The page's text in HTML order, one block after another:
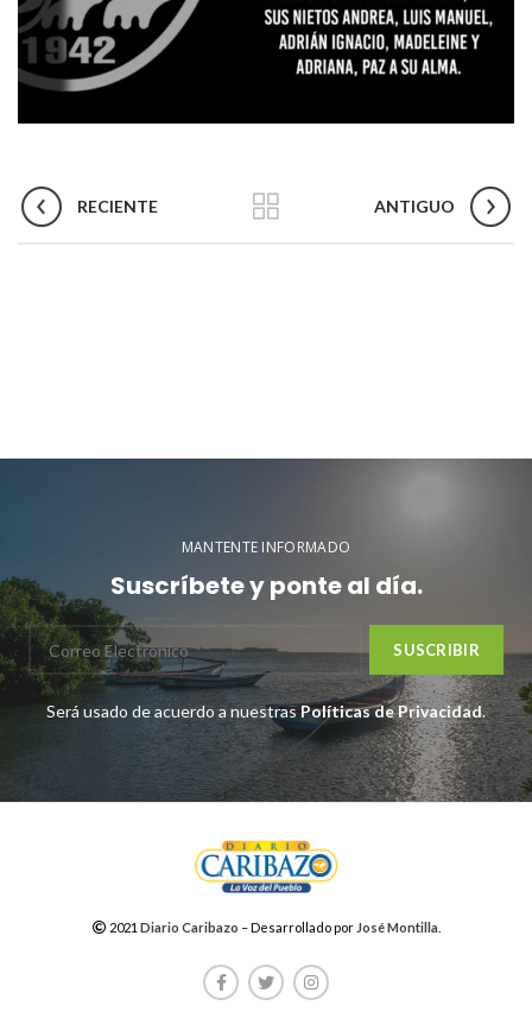
RECIENTE ANTIGUO
MANTENTE INFORMADO
Suscríbete y ponte al día.
Será usado de acuerdo a nuestrasPolíticas de Privacidad.
2021 Diario Caribazo – Desarrollado por José Montilla